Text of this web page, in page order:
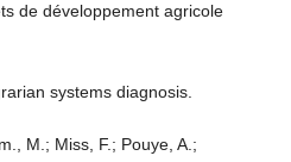
de développement agricole
systems diagnosis.
M.; Miss, F.; Pouye, A.;